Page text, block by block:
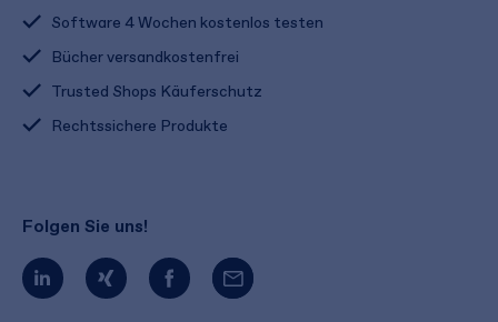
Software 4 Wochen kostenlos testen
Bücher versandkostenfrei
Trusted Shops Käuferschutz
Rechtssichere Produkte
Folgen Sie uns!